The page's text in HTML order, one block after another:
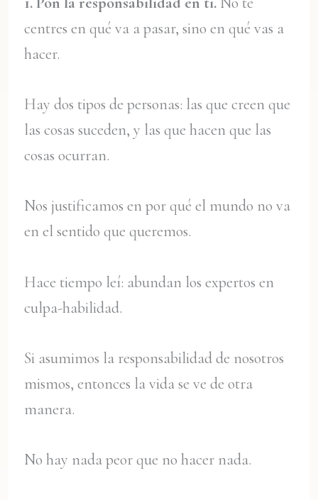
centres en qué va a pasar, sino en qué vas a
hacer.
Hay dos tipos de personas: las que creen que
las cosas suceden, y las que hacen que las
cosas ocurran.
Nos justificamos en por qué el mundo no va
en el sentido que queremos.
Hace tiempo leí: abundan los expertos en
culpa-habilidad.
Si asumimos la responsabilidad de nosotros
mismos, entonces la vida se ve de otra
manera.
No hay nada peor que no hacer nada.